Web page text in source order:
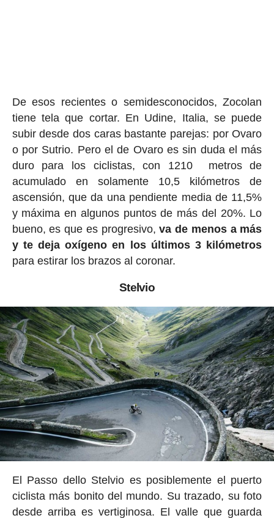
De esos recientes o semidesconocidos, Zocolan
tiene tela que cortar. En Udine, Italia, se puede
subir desde dos caras bastante parejas: por Ovaro
o por Sutrio. Pero el de Ovaro es sin duda el más
duro para los ciclistas, con 1210 metros de
acumulado en solamente 10,5 kilómetros de
ascensión, que da una pendiente media de 11,5%
y máxima en algunos puntos de más del 20%. Lo
bueno, es que es progresivo,va de menos a más
y te deja oxígeno en los últimos 3 kilómetros
para estirar los brazos al coronar.
Stelvio
El Passo dello Stelvio es posiblemente el puerto
ciclista más bonito del mundo. Su trazado, su foto
desde arriba es vertiginosa. El valle que guarda